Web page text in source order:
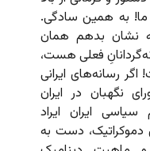
ما! به همین سادگی.
نشان بدهم همان
فعلی هست،
رسانه‌های ایرانی
نگهبان در ایران
ایران ایراد
دموکراتیک، دست به